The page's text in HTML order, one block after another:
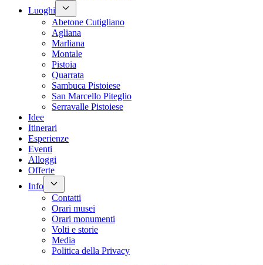
Luoghi
Abetone Cutigliano
Agliana
Marliana
Montale
Pistoia
Quarrata
Sambuca Pistoiese
San Marcello Piteglio
Serravalle Pistoiese
Idee
Itinerari
Esperienze
Eventi
Alloggi
Offerte
Info
Contatti
Orari musei
Orari monumenti
Volti e storie
Media
Politica della Privacy